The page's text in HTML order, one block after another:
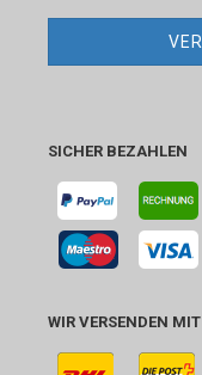
SICHER BEZAHLEN
WIR VERSENDEN MIT